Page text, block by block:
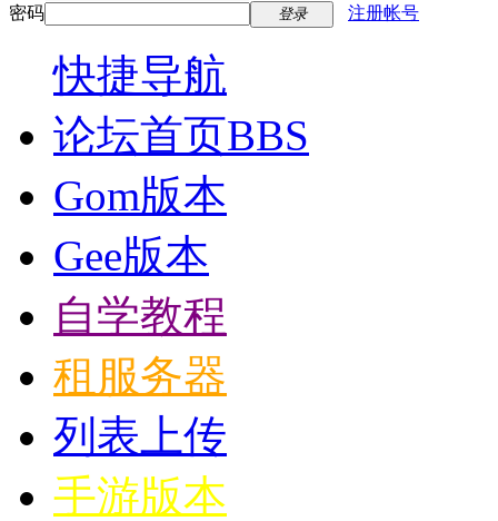
密码
登录 注册帐号
快捷导航
论坛首页BBS
Gom版本
Gee版本
自学教程
租服务器
列表上传
手游版本